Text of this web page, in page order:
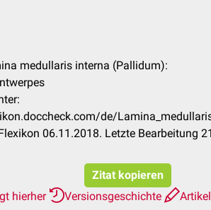
medullaris interna (Pallidum):
de/
06.11.2018. Letzte Bearbeitung
Zitat kopieren
hierher
Versionsgeschichte